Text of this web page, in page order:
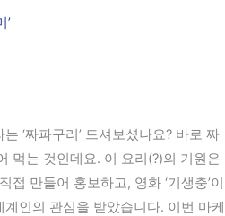
’
‘짜파구리’ 드셔보셨나요? 바로 짜
먹는 것인데요. 이 요리(?)의 기원은
접 만들어 홍보하고, 영화 ‘기생충’이
인의 관심을 받았습니다. 이번 마케